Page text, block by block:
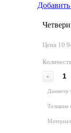
Цена 10
-
Диаметр
Толщина